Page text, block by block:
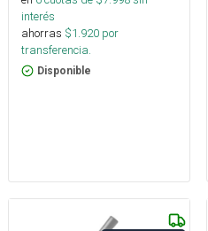
interés
ahorras $1.920 por
transferencia.
Disponible